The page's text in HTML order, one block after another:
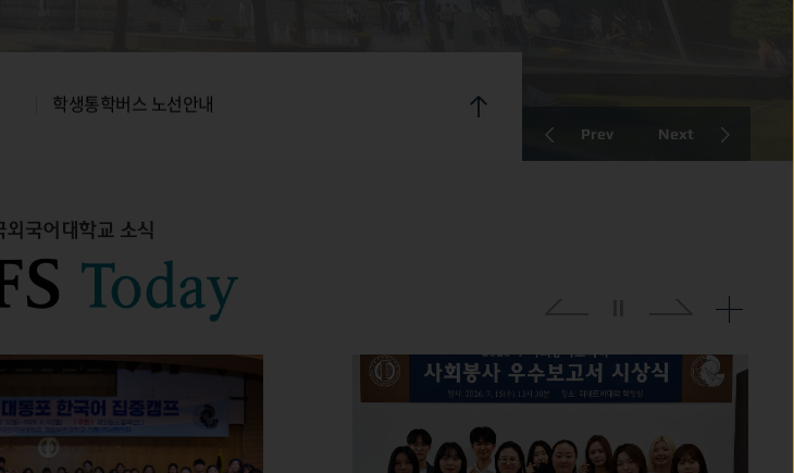
학생통학버스 노선안내
학자금 중복지원방지 안내
학자금 중복지원방지 안내
학생통학버스 노선안내
학자금 중복지원방지 안내
Prev Next
외국어대학교 소식
Today